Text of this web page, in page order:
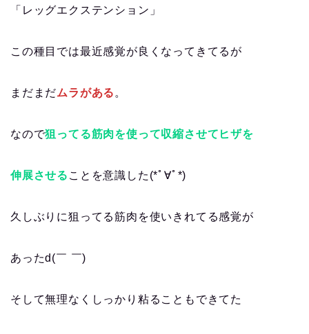
「レッグエクステンション」
この種目では最近感覚が良くなってきてるが
まだまだムラがある 。
なので狙ってる筋肉を使って収縮させてヒザを
伸展させる ことを意識した(*ﾟ∀ﾟ*)
久しぶりに狙ってる筋肉を使いきれてる感覚が
あったd(￣ ￣)
そして無理なくしっかり粘ることもできてた